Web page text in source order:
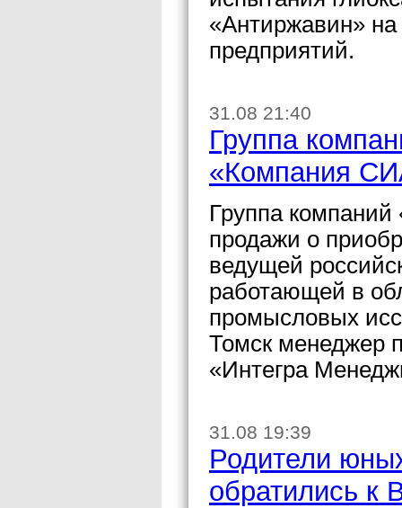
«Антиржавин» на
предприятий.
31.08 21:40
Группа
«Компания
Группа компаний
продажи о
ведущей
работающей в
промысловых
Томск менеджер
«Интегра
31.08 19:39
Родители
обратились к